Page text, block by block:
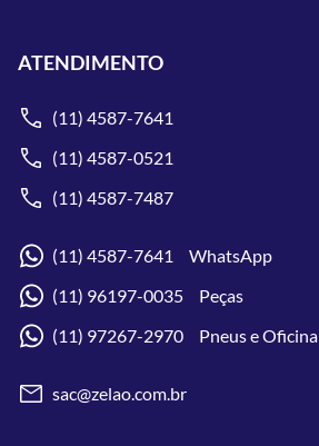
ATENDIMENTO
(11) 4587-7641
(11) 4587-0521
(11) 4587-7487
(11) 4587-7641 WhatsApp
(11) 96197-0035 Peças
(11) 97267-2970 Pneus e Oficina
sac@zelao.com.br